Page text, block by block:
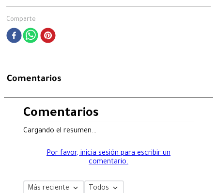
Comparte
Comentarios
Comentarios
Cargando el resumen…
Por favor, inicia sesión para escribir un
comentario.
Más reciente Todos